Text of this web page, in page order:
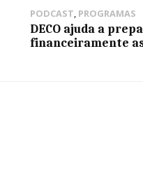
PODCAST, PROGRAMAS
DECO ajuda a
financeiramente